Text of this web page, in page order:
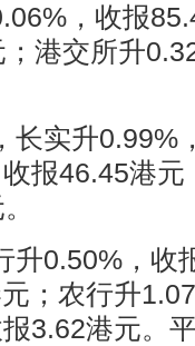
，收报
港交所升
长实升0.99%
报46.45港
升0.50%，收
；农行升
3.62港元。